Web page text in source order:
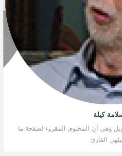
كيلة
وهي أن المحتوى المقروء لصفحة ما
القارئ